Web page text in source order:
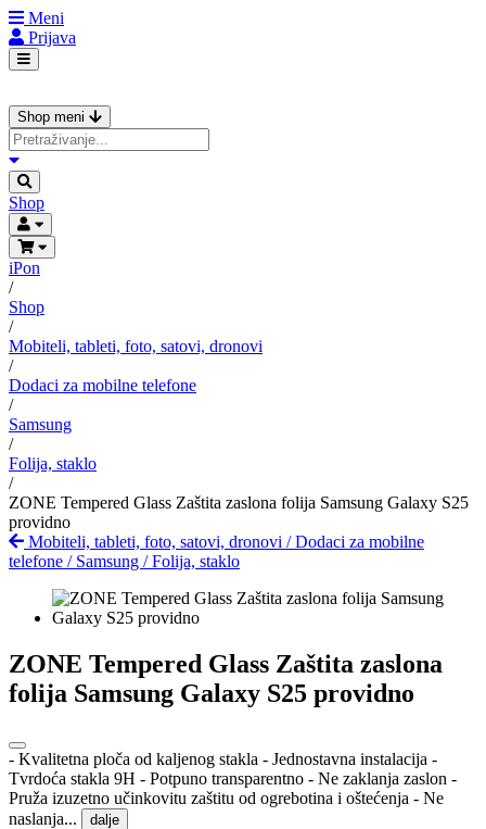
Meni
Prijava
Shop meni
Shop
iPon
/
Shop
/
Mobiteli, tableti, foto, satovi, dronovi
/
Dodaci za mobilne telefone
/
Samsung
/
Folija, staklo
/
ZONE Tempered Glass Zaštita zaslona folija Samsung Galaxy S25
providno
Mobiteli, tableti, foto, satovi, dronovi /Dodaci za mobilne
telefone / Samsung /Folija, staklo
ZONE Tempered Glass Zaštita zaslona
folija Samsung Galaxy S25 providno
- Kvalitetna ploča od kaljenog stakla - Jednostavna instalacija -
Tvrdoća stakla 9H - Potpuno transparentno - Ne zaklanja zaslon -
Pruža izuzetno učinkovitu zaštitu od ogrebotina i oštećenja - Ne
naslanja...
dalje